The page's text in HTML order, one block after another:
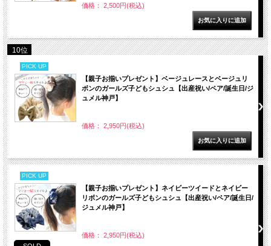
価格： 2,500円(税込)
10位
PICK UP
【親子お揃いプレゼント】ベージュレースとベージュリ
ボンのガールズ子どもシュシュ【出産祝い/ペア/誕生日/ジ
ュメル神戸】
価格： 2,950円(税込)
PICK UP
【親子お揃いプレゼント】ネイビーツイードとネイビー
リボンのガールズ子どもシュシュ【出産祝い/ペア/誕生日/
ジュメル神戸】
価格： 2,950円(税込)